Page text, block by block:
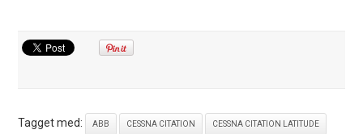
Tagget med: ABB CESSNA CITATION CESSNA CITATION LATITUDE